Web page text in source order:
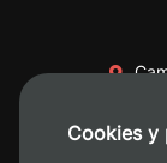
Cookies y